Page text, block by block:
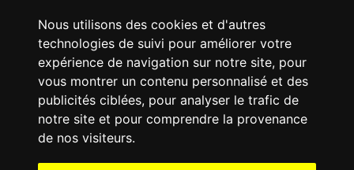
Nous utilisons des cookies et d'autres
technologies de suivi pour améliorer votre
expérience de navigation sur notre site, pour
vous montrer un contenu personnalisé et des
publicités ciblées, pour analyser le trafic de
notre site et pour comprendre la provenance
de nos visiteurs.